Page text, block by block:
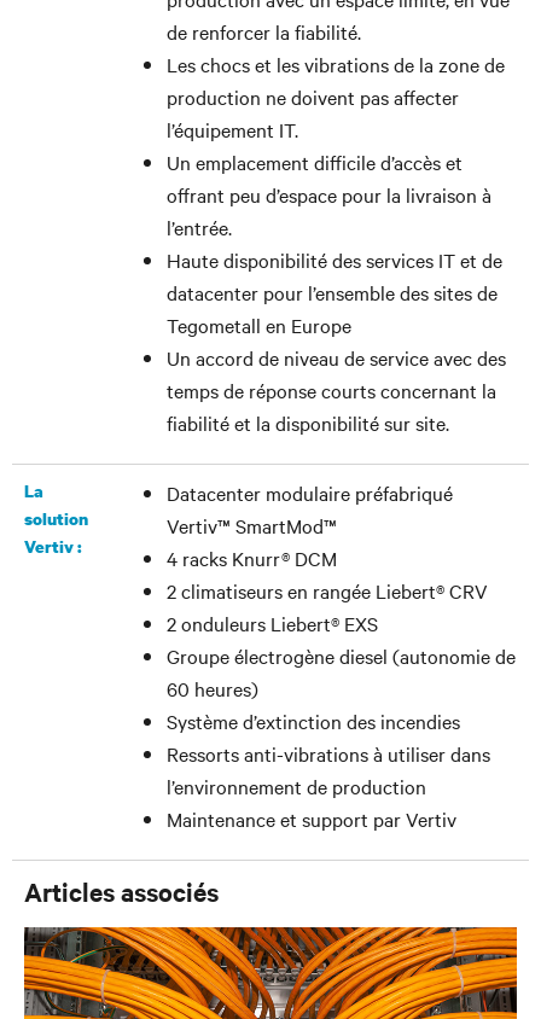
de renforcer la fiabilité.
Les chocs et les vibrations de la zone de
production ne doivent pas affecter
l’équipement IT.
Un emplacement difficile d’accès et
offrant peu d’espace pour la livraison à
l’entrée.
Haute disponibilité des services IT et de
datacenter pour l’ensemble des sites de
Tegometall en Europe
Un accord de niveau de service avec des
temps de réponse courts concernant la
fiabilité et la disponibilité sur site.
La
solution
Vertiv :
Datacenter modulaire préfabriqué
Vertiv™ SmartMod™
4 racks Knurr® DCM
2 climatiseurs en rangée Liebert® CRV
2 onduleurs Liebert® EXS
Groupe électrogène diesel (autonomie de
60 heures)
Système d’extinction des incendies
Ressorts anti-vibrations à utiliser dans
l’environnement de production
Maintenance et support par Vertiv
Articles associés